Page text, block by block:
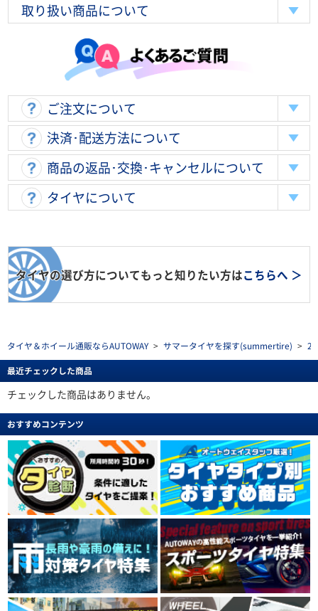
取り扱い商品について
ご注文について
決済･配送方法について
商品の返品･交換･キャンセルについて
タイヤについて
タイヤの選び方についてもっと知りたい方はこちらへ ＞
タイヤ＆ホイール通販ならAUTOWAY > サマータイヤを探す(summertire) >
最近チェックした商品
チェックした商品はありません。
おすすめコンテンツ